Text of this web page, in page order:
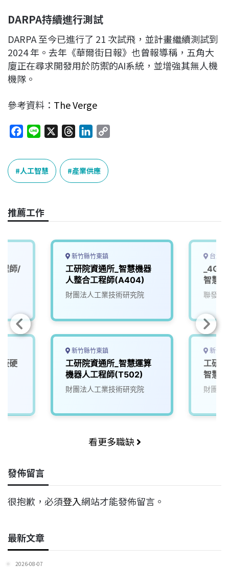
DARPA持續進行測試
DARPA 至今已進行了 21 次試飛，並計畫繼續測試到
2024 年。去年《華爾街日報》也曾報導稱，五角大
廈正在尋求開發用於防禦的AI系統，並增強其無人機
機隊。
參考資料： The Verge
c
e
b
o
k
n
e
r
e
a
n
k
e
n
k
人工智慧 產業供應
推薦工作
師/
硬
新竹縣竹東鎮
工研院資通所_智慧機器
人整合工程師(A404)
財團法人工業技術研究院
新竹縣竹東鎮
工研院資通所_智慧運算
機器人工程師(T502)
財團法人工業技術研究院
台北
_4G/
智慧
聯發科
新竹
工研
智慧
財團法
看更多職缺
發佈留言
很抱歉，必須登入網站才能發佈留言。
最新文章
2026-08-07